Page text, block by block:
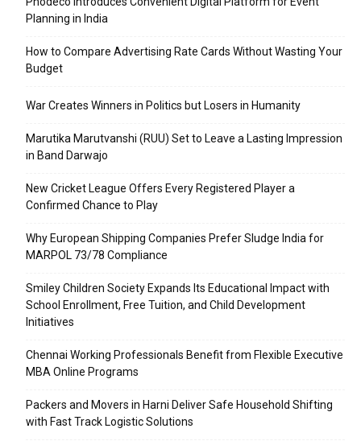
Planning in India
How to Compare Advertising Rate Cards Without Wasting Your
Budget
War Creates Winners in Politics but Losers in Humanity
Marutika Marutvanshi (RUU) Set to Leave a Lasting Impression
in Band Darwajo
New Cricket League Offers Every Registered Player a
Confirmed Chance to Play
Why European Shipping Companies Prefer Sludge India for
MARPOL 73/78 Compliance
Smiley Children Society Expands Its Educational Impact with
School Enrollment, Free Tuition, and Child Development
Initiatives
Chennai Working Professionals Benefit from Flexible Executive
MBA Online Programs
Packers and Movers in Harni Deliver Safe Household Shifting
with Fast Track Logistic Solutions